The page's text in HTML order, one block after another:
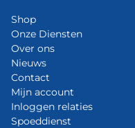
Shop
Onze Diensten
Over ons
Nieuws
Contact
Mijn account
Inloggen relaties
Spoeddienst